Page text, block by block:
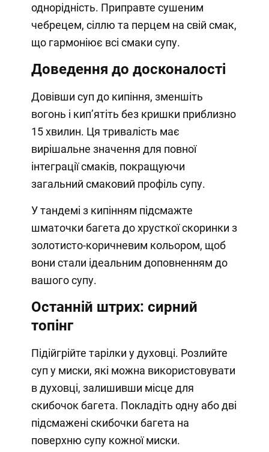
однорідність. Приправте сушеним
чебрецем, сіллю та перцем на свій смак,
що гармоніює всі смаки супу.
Доведення до досконалості
Довівши суп до кипіння, зменшіть
вогонь і кип’ятіть без кришки приблизно
15 хвилин. Ця тривалість має
вирішальне значення для повної
інтеграції смаків, покращуючи
загальний смаковий профіль супу.
У тандемі з кипінням підсмажте
шматочки багета до хрусткої скоринки з
золотисто-коричневим кольором, щоб
вони стали ідеальним доповненням до
вашого супу.
Останній штрих: сирний
топінг
Підійгрійте тарілки у духовці. Розлийте
суп у миски, які можна використовувати
в духовці, залишивши місце для
скибочок багета. Покладіть одну або дві
підсмажені скибочки багета на
поверхню супу кожної миски.